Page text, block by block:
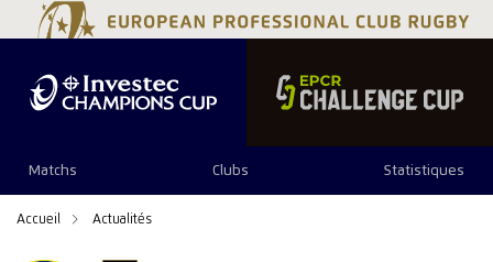
Matchs Clubs Statistiques
Accueil Actualités
37 5